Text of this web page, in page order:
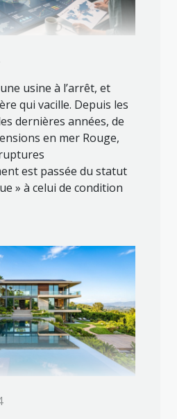
usine à l’arrêt, et
qui vacille. Depuis les
dernières années, de
en mer Rouge,
est passée du statut
» à celui de condition